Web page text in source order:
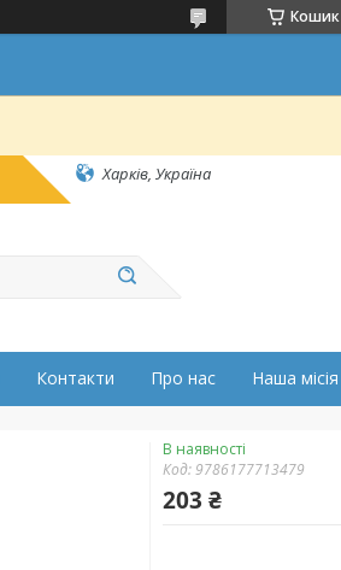
Кошик
Харків, Україна
Контакти Про нас Наша місія
В наявності
Код:9786177713479
203 ₴